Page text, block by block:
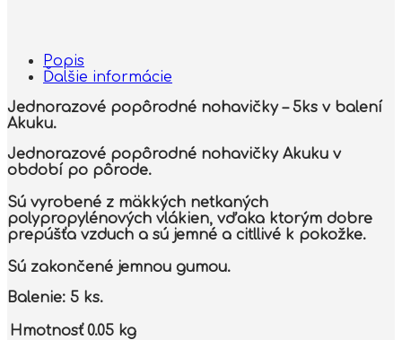
Akuku
Popis
Ďalšie informácie
Jednorazové popôrodné nohavičky – 5ks v balení
Akuku.
Jednorazové popôrodné nohavičky Akuku v
období po pôrode.
Sú vyrobené z mäkkých netkaných
polypropylénových vlákien, vďaka ktorým dobre
prepúšťa vzduch a sú jemné a citllivé k pokožke.
Sú zakončené jemnou gumou.
Balenie: 5 ks.
Hmotnosť 0.05 kg